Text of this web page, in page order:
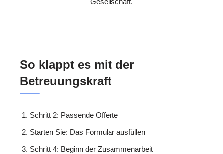
So klappt es mit der
Betreuungskraft
Schritt 2: Passende Offerte
Starten Sie: Das Formular ausfüllen
Schritt 4: Beginn der Zusammenarbeit